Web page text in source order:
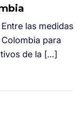
las medidas
para
de la […]